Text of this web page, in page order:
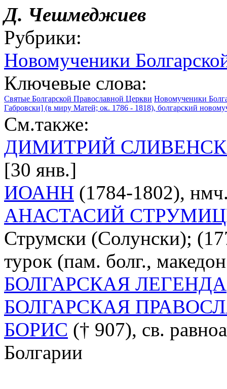
Д. Чешмеджиев
Рубрики:
Новомученики
Ключевые слова:
Святые Болгарской Православной Церкви Новомученики
Габровски] (в миру Матей; ок. 1786 - 1818), болгарский
См.также:
ДИМИТРИЙ
[30 янв.]
ИОАНН (1784-1802),
АНАСТАСИЙ
Струмски (Солунски);
турок (пам. болг.,
БОЛГАРСКАЯ ЛЕГЕНДА
БОЛГАРСКАЯ
БОРИС († 907), св.
Болгарии